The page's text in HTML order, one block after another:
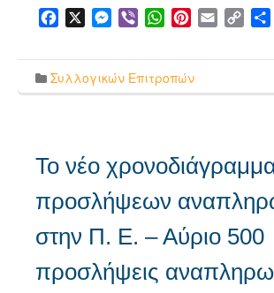
Facebook Messenger
Viber WhatsApp
Pinterest
Email Copy
Συλλογικών Επιτροπών
Το νέο
προσλήψεων
στην Π. Ε. – Αύριο 500
προσλήψεις